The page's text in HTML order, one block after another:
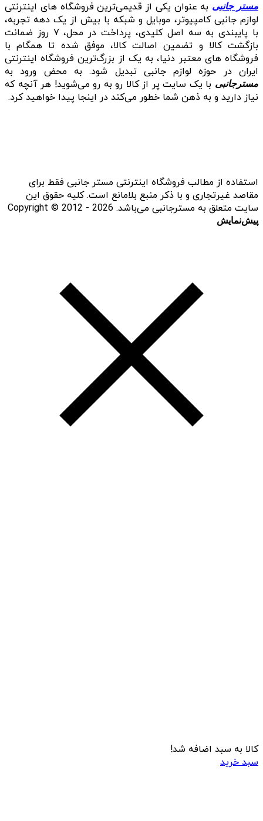
مستر جانبی به عنوان یکی از قدیمی‌ترین فروشگاه های اینترنتی
لوازم جانبی کامپیوتر، موبایل و شبکه با بیش از یک دهه تجربه،
با پایبندی به سه اصل کلیدی، پرداخت در محل، ۷ روز ضمانت
بازگشت کالا و تضمین اصالت کالا، موفق شده تا همگام با
فروشگاه‌ های معتبر دنیا، به یک از بزرگ‌ترین فروشگاه اینترنتی
ایران در حوزه لوازم جانبی تبدیل شود. به محض ورود به
مسترجانبی با یک سایت پر از کالا رو به رو می‌شوید! هر آنچه که
نیاز دارید و به ذهن شما خطور می‌کند در اینجا پیدا خواهید کرد.
استفاده از مطالب فروشگاه اینترنتی مستر جانبی فقط برای
مقاصد غیرتجاری و با ذکر منبع بلامانع است. کلیه حقوق این
سایت متعلق به مسترجانبی می‌باشد. Copyright © 2012 - 2026
پیش‌نمایش
کالا به سبد اضافه شد!
سبد خرید